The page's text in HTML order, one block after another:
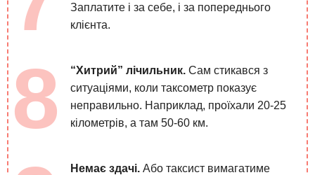
Заплатите і за себе, і за попереднього
клієнта.
“Хитрий” лічильник. Сам стикався з
ситуаціями, коли таксометр показує
неправильно. Наприклад, проїхали 20-25
кілометрів, а там 50-60 км.
Немає здачі. Або таксист вимагатиме